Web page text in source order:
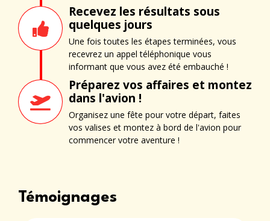
Recevez les résultats sous
quelques jours
Une fois toutes les étapes terminées, vous
recevrez un appel téléphonique vous
informant que vous avez été embauché !
Préparez vos affaires et montez
dans l'avion !
Organisez une fête pour votre départ, faites
vos valises et montez à bord de l'avion pour
commencer votre aventure !
Témoignages